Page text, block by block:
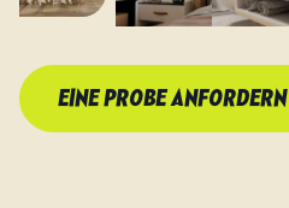
EINE PROBE ANFORDERN